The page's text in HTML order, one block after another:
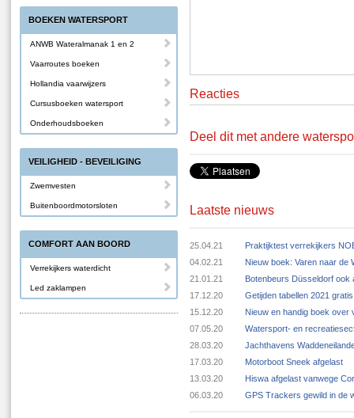
Reacties
Deel dit met andere
Laatste nieuws
25.04.21
Praktijktest verrekijkers
04.02.21
Nieuw boek: Varen naar de
21.01.21
Botenbeurs Düsseldorf ook
17.12.20
Getijden tabellen 2021
15.12.20
Nieuw en handig boek over
07.05.20
Watersport- en
28.03.20
Jachthavens
17.03.20
Motorboot Sneek afgelast
13.03.20
Hiswa afgelast vanwege
06.03.20
GPS Trackers gewild in de
BOEKEN WATERSPORT
ANWB Wateralmanak 1 en 2
Vaarroutes boeken
Hollandia vaarwijzers
Cursusboeken watersport
Onderhoudsboeken
VEILIGHEID - BEVEILIGING
Zwemvesten
Buitenboordmotorsloten
COMFORT AAN BOORD
Verrekijkers waterdicht
Led zaklampen